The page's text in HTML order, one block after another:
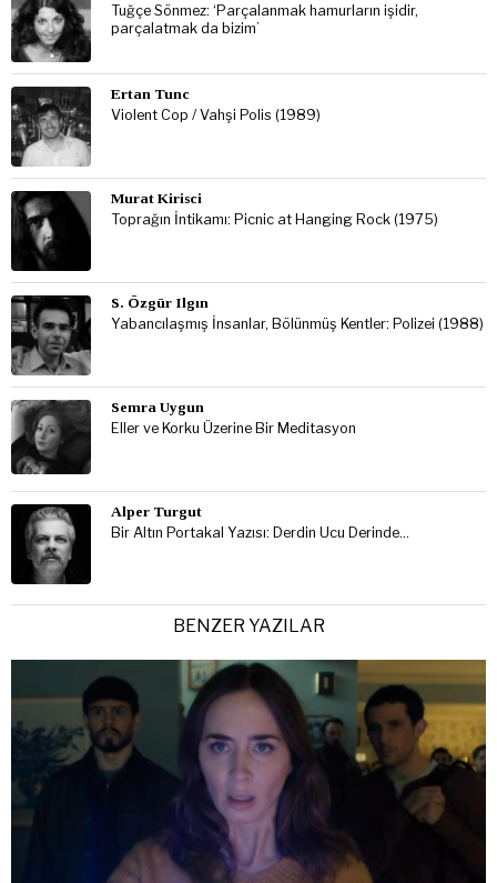
Tuğçe Sönmez: ‘Parçalanmak hamurların işidir,
parçalatmak da bizim’
Ertan Tunc
Violent Cop / Vahşi Polis (1989)
Murat Kirisci
Toprağın İntikamı: Picnic at Hanging Rock (1975)
S. Özgür Ilgın
Yabancılaşmış İnsanlar, Bölünmüş Kentler: Polizei (1988)
Semra Uygun
Eller ve Korku Üzerine Bir Meditasyon
Alper Turgut
Bir Altın Portakal Yazısı: Derdin Ucu Derinde…
BENZER YAZILAR